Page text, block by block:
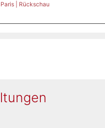
| Rückschau